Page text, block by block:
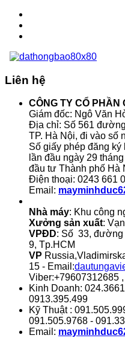
Liên hệ
CÔNG TY CỔ PHẦN
Giám đốc: Ngô Văn
Địa chỉ: Số 561
TP. Hà Nội, đi vào số
Số giấy phép đăng
lần đầu ngày 29
đầu tư Thành phố Hà
Điện thoại: 0243 661
Email:
Nhà máy: Khu công
Xưởng sản xuất:
VPĐD: Số 33,
9, Tp.HCM
VP
15 - Email:
Viber:+79607312685
Kinh Doanh:
0913.395.499
Kỹ Thuật :
091.505.9768 -
Email: